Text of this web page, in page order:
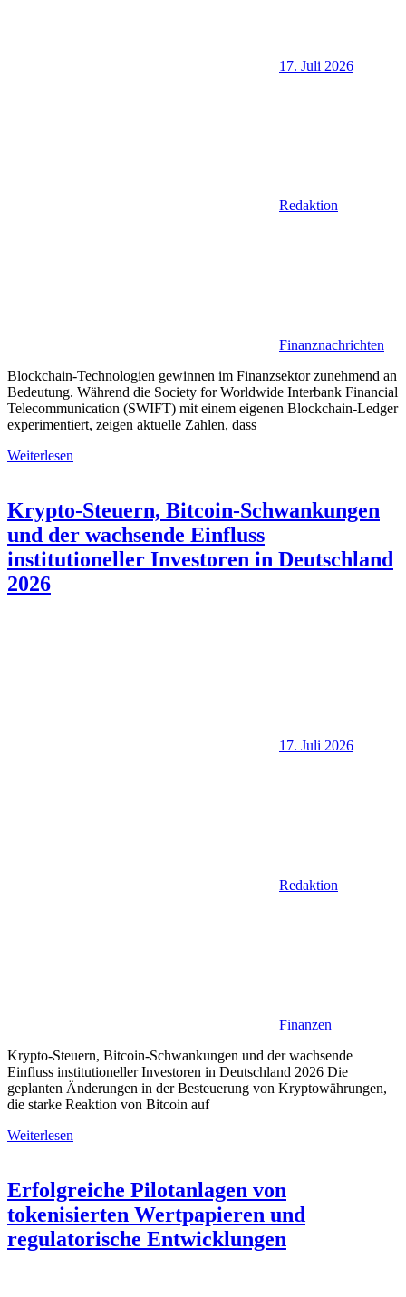
17. Juli 2026
Redaktion
Finanznachrichten
Blockchain-Technologien gewinnen im Finanzsektor zunehmend an
Bedeutung. Während die Society for Worldwide Interbank Financial
Telecommunication (SWIFT) mit einem eigenen Blockchain-Ledger
experimentiert, zeigen aktuelle Zahlen, dass
Weiterlesen
Krypto-Steuern, Bitcoin-Schwankungen
und der wachsende Einfluss
institutioneller Investoren in Deutschland
2026
17. Juli 2026
Redaktion
Finanzen
Krypto-Steuern, Bitcoin-Schwankungen und der wachsende
Einfluss institutioneller Investoren in Deutschland 2026 Die
geplanten Änderungen in der Besteuerung von Kryptowährungen,
die starke Reaktion von Bitcoin auf
Weiterlesen
Erfolgreiche Pilotanlagen von
tokenisierten Wertpapieren und
regulatorische Entwicklungen